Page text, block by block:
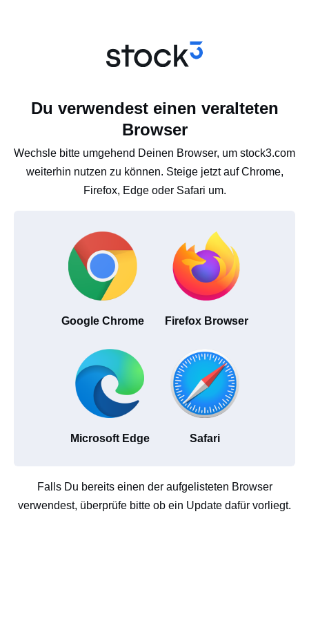
Du verwendest einen veralteten
Browser
Wechsle bitte umgehend Deinen Browser, um stock3.com
weiterhin nutzen zu können. Steige jetzt auf Chrome,
Firefox, Edge oder Safari um.
Google Chrome Firefox Browser
Microsoft Edge Safari
Falls Du bereits einen der aufgelisteten Browser
verwendest, überprüfe bitte ob ein Update dafür vorliegt.